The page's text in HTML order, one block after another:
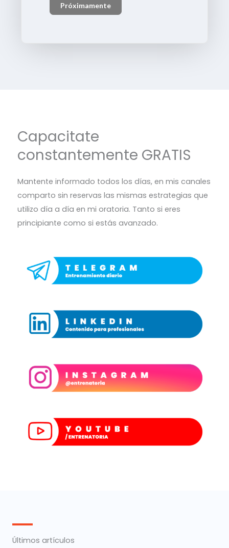
Próximamente
Capacitate
constantemente GRATIS
Mantente informado todos los días, en mis canales
comparto sin reservas las mismas estrategias que
utilizo día a día en mi oratoria. Tanto si eres
principiante como si estás avanzado.
Últimos artículos